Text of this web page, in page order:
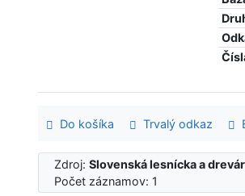
Do košíka Trvalý odkaz
Zdroj:Slovenská lesnícka a
Počet záznamov: 1